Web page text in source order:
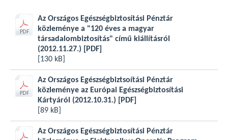
Az Országos Egészségbiztosítási Pénztár
közleménye a "120 éves a magyar
társadalombiztosítás" című kiállításról
(2012.11.27.)
[PDF]
[130 kB]
Az Országos Egészségbiztsoítási Pénztár
közleménye az Európai Egészségbiztosítási
Kártyáról (2012.10.31.)
[PDF]
[89 kB]
Az Országos Egészségbiztosítási Pénztár